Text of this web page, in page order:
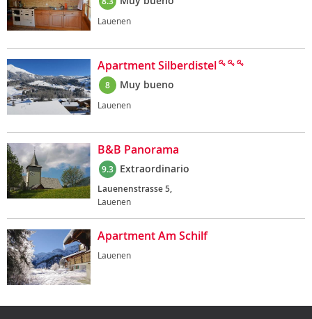
Lauenen
Apartment Silberdistel
8 Muy bueno
Lauenen
B&B Panorama
9.3 Extraordinario
Lauenenstrasse 5,
Lauenen
Apartment Am Schilf
Lauenen